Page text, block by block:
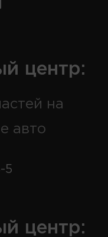
центр:
на
авто
5
центр: